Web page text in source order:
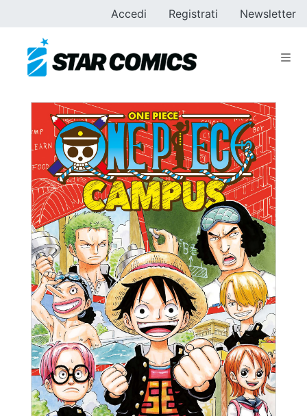
Accedi Registrati Newsletter